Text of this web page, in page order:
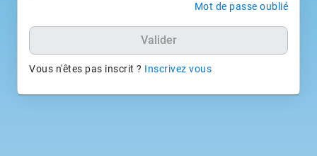
Mot de passe oublié
Valider
Vous n'êtes pas inscrit ? Inscrivez vous